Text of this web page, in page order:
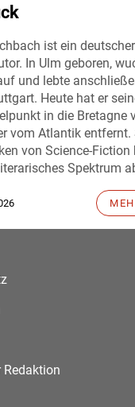
ist ein deutscher
In Ulm geboren,
und lebte
Heute hat er
in die Bretagne
vom Atlantik entfernt.
von Science-
Spektrum